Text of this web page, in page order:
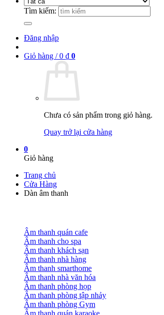
Tìm kiếm:
Đăng nhập
Giỏ hàng /0 ₫ 0
Chưa có sản phẩm trong giỏ hàng.
Quay trở lại cửa hàng
0
Giỏ hàng
Trang chủ
Cửa Hàng
Dàn âm thanh
Âm thanh quán cafe
Âm thanh cho spa
Âm thanh khách sạn
Âm thanh nhà hàng
Âm thanh smarthome
Âm thanh nhà văn hóa
Âm thanh phòng họp
Âm thanh phòng tập nhảy
Âm thanh phòng Gym
Âm thanh quán karaoke